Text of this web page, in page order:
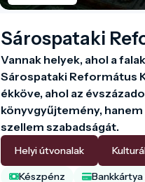
Sárospataki
Vannak helyek, ahol a
Sárospataki Református
ékköve, ahol az
könyvgyűjtemény,
szellem szabadságát.
Helyi útvonalak
Készpénz